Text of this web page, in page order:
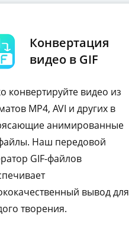
Конвертация
видео в GIF
конвертируйте видео из
MP4, AVI и других в
анимированные
Наш передовой
GIF-файлов
вывод для
творения.